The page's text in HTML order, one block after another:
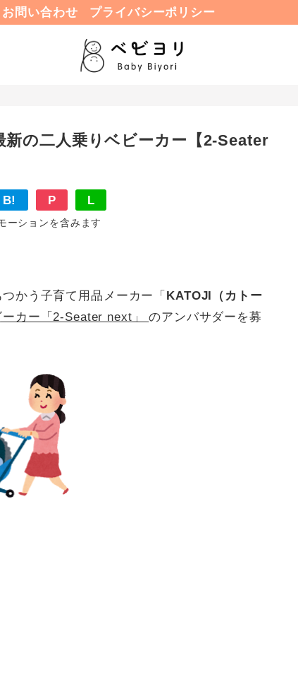
お問い合わせ プライバシーポリシー
の二人乗りベビーカー【2-Seater
B! P L
ーションを含みます
かう子育て用品メーカー「 KATOJI（カトー
ーカー「2-Seater next」のアンバサダーを募